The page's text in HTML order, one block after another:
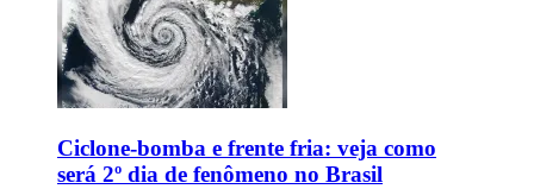
Ciclone-bomba e frente fria: veja como
será 2º dia de fenômeno no Brasil